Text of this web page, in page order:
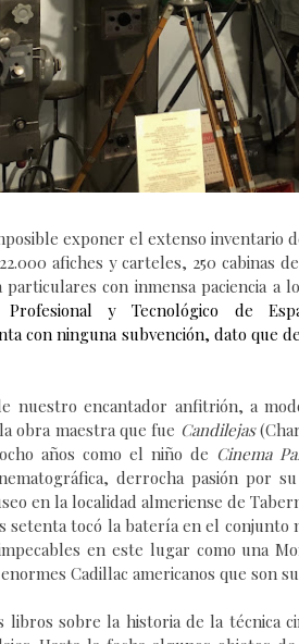
exponer elextensoinventario
afiches y carteles, 250 cabinas
particulares con inmensa paciencia a
y Tecnológico de
con ninguna subvención, dato que
nuestro encantador anfitrión, a
obra maestra que fue Candilejas
años como el niño de Cinema
matográfica, derrocha pasión por
enla localidad almeriense de
setentatocó la batería en el conjunto
en este lugar como una
Cadillac americanos que son
libros sobre la historia de la técnica